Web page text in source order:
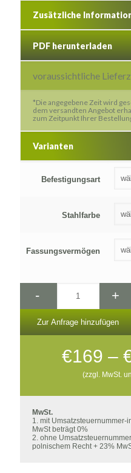
Zusätzliche
PDF herunterladen
voraussichtliche
*Die angegebene Zeit wird
dem versandten Angebot
zum Zeitpunkt Ihrer
Varianten
Befestigungsart
Stahlfarbe
Fassungsvermögen
- +
Zur Anfrage hinzufügen
€169 –
(zzgl. MwSt.
MwSt.
1. mit
MwSt beträgt 0%
2. ohne
polnischem Recht + 23%